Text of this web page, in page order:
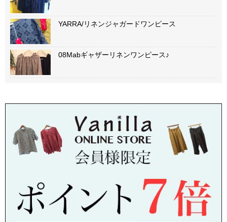
YARRA/リネンジャガードワンピース
08Mabギャザーリネンワンピース♪